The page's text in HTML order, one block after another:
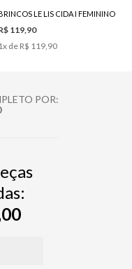
LE LIS CIDA I FEMININO
119,90
x de R$ 119,90
POR: